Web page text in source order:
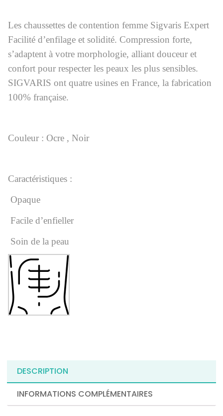
Les chaussettes de contention femme Sigvaris Expert
Facilité d’enfilage et solidité. Compression forte,
s’adaptent à votre morphologie, alliant douceur et
confort pour respecter les peaux les plus sensibles.
SIGVARIS ont quatre usines en France, la fabrication
100% française.
Couleur : Ocre , Noir
Caractéristiques :
Opaque
Facile d’enfieller
Soin de la peau
DESCRIPTION
INFORMATIONS COMPLÉMENTAIRES